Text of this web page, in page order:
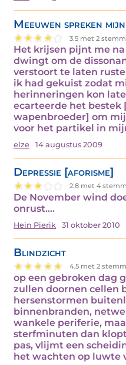
Meeuwen spreken
3.5 met 2
Het krijsen pijnt me
dwingt om de
verstoort te laten
ik had gekuist zodat
herinneringen kon
ecarteerde het bestek
wapenbroeder] om
voor het partikel in
elze 14 augustus 2009
Depressie [aforisme]
2.8 met 4
De November wind
onrust.…
Hein Pierik 31 oktober 2010
Blindzicht
4.5 met 2
op een gebroken dag
zullen doornen cellen
hersenstormen
binnenbranden,
wankele periferie,
sterfminuten dan
pas, vlijmt een
het wachten op luwte